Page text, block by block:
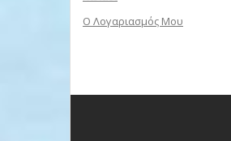
Ο Λογαριασμός Μου